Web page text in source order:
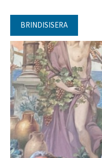
BRINDISISERA